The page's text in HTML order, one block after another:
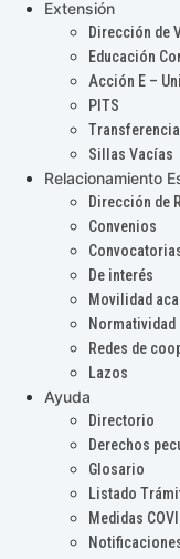
Extensión
Dirección de
Educación
Acción E –
PITS
Sillas Vacías
Relacionamiento
Dirección de
Convenios
De interés
Movilidad
Normatividad
Redes de
Lazos
Ayuda
Directorio
Derechos
Glosario
Listado
Medidas